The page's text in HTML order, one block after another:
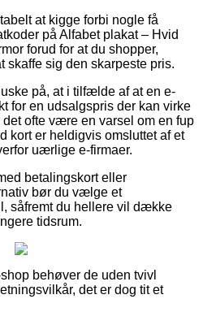
at kigge forbi nogle få
på Alfabet plakat – Hvid
forud for at du shopper,
skaffe sig den skarpeste pris.
på, at i tilfælde af at en e-
for en udsalgspris der kan virke
ofte være en varsel om en fup
kort er heldigvis omsluttet af et
uærlige e-firmaer.
betalingskort eller
bør du vælge et
såfremt du hellere vil dække
tidsrum.
behøver de uden tvivl
det er dog tit et